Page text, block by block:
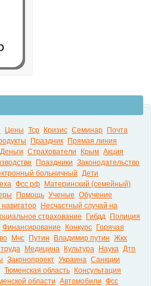
Цены Тср Кризис Семинар
Почта
Праздник
Прямая линия
Деньги Страхователи Крым Акция
Праздники Законодательство
больничный Дети
Фсс рф
Материнский (семейный)
Помощь Ученые Обучение
Несчастный случай на
страхование Гибдд
Полиция
Финансирование Конкурс
Горячая
Мчс Путин Владимир путин Жкх
Медицина Культура Наука Дтп
Законопроект Украина Санкции
Тюменская область
Консультация
области Автомобили Фсс